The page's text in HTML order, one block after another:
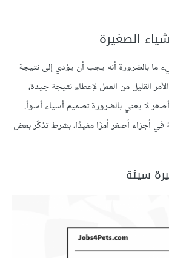
الصغيرة
بالضرورة أنه يجب أن يؤدي إلى نتيجة
القليل من العمل لإعطاء نتيجة جيدة،
لا يعني بالضرورة تصميم أشياء أسوأ.
في أجزاء أصغر أمرًا مفيدًا، بشرط تذكّر بعض
سيئة